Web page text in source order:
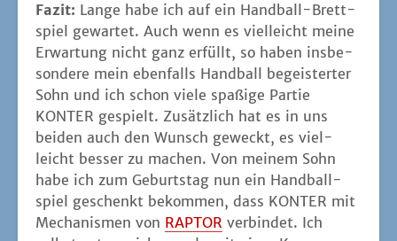
Fazit: Lan­ge habe ich auf ein Hand­ball-Brett­
spiel gewar­tet. Auch wenn es viel­leicht mei­ne
Erwar­tung nicht ganz erfüllt, so haben ins­be­
son­de­re mein eben­falls Hand­ball begeis­ter­ter
Sohn und ich schon vie­le spa­ßi­ge Par­tie
KONTER gespielt. Zusätz­lich hat es in uns
bei­den auch den Wunsch geweckt, es viel­
leicht bes­ser zu machen. Von mei­nem Sohn
habe ich zum Geburts­tag nun ein Hand­ball­
spiel geschenkt bekom­men, dass KONTER mit
Mecha­nis­men von RAPTOR ver­bin­det. Ich